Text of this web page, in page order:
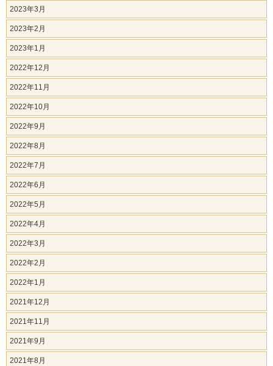
2023年3月
2023年2月
2023年1月
2022年12月
2022年11月
2022年10月
2022年9月
2022年8月
2022年7月
2022年6月
2022年5月
2022年4月
2022年3月
2022年2月
2022年1月
2021年12月
2021年11月
2021年9月
2021年8月